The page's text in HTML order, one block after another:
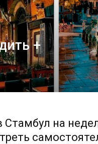
+
Стамбул на